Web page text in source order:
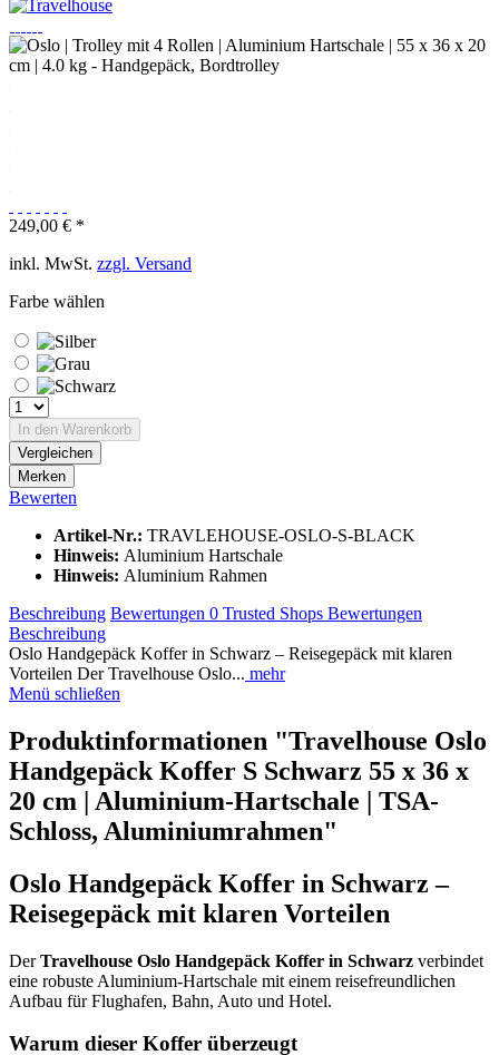
249,00 € *
inkl. MwSt. zzgl. Versand
Farbe wählen
In den Warenkorb
Vergleichen
Merken
Bewerten
Artikel-Nr.: TRAVLEHOUSE-OSLO-S-BLACK
Hinweis: Aluminium Hartschale
Hinweis: Aluminium Rahmen
Beschreibung Bewertungen 0 Trusted Shops Bewertungen
Beschreibung
Oslo Handgepäck Koffer in Schwarz – Reisegepäck mit klaren
Vorteilen Der Travelhouse Oslo... mehr
Menü schließen
Produktinformationen "Travelhouse Oslo
Handgepäck Koffer S Schwarz 55 x 36 x
20 cm | Aluminium-Hartschale | TSA-
Schloss, Aluminiumrahmen"
Oslo Handgepäck Koffer in Schwarz –
Reisegepäck mit klaren Vorteilen
DerTravelhouse Oslo Handgepäck Koffer in Schwarz verbindet
eine robuste Aluminium-Hartschale mit einem reisefreundlichen
Aufbau für Flughafen, Bahn, Auto und Hotel.
Warum dieser Koffer überzeugt